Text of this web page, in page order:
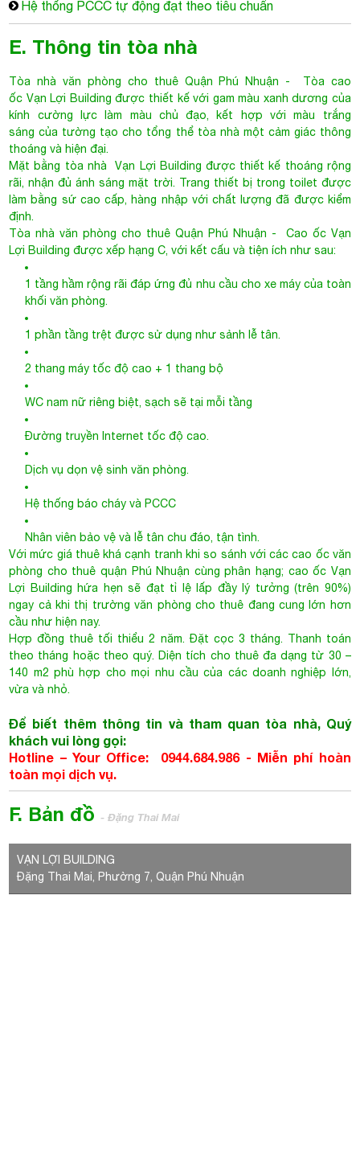
sáng của tường tạo cho tổng thể tòa nhà một cảm giác thông
thoáng và hiện đại.
Mặt bằng tòa nhàVạn Lợi Building
rãi, nhận đủ ánh sáng mặt trời. Trang thiết bị trong toilet được
làm bằng sứ cao cấp, hàng nhập với chất lượng đã được kiểm
định.
Tòa nhà văn phòng cho thuê Quận Phú Nhuận
- Cao ốc Vạn
Lợi Building được xếp hạng C, với kết cấu và tiện ích như sau:
1 tầng hầm rộng rãi đáp ứng đủ nhu cầu cho xe máy của toàn
khối văn phòng.
1 phần tầng trệt được sử dụng như sảnh lễ tân.
2 thang máy tốc độ cao + 1 thang bộ
WC nam nữ riêng biệt, sạch sẽ tại mỗi tầng
Với mức giá thuê khá cạnh tranh khi so sánh với các cao ốc văn
Lợi Building hứa hẹn sẽ đạt tỉ lệ lấp đầy lý tưởng (trên 90%)
cầu như hiện nay.
theo tháng hoặc theo quý. Diện tích cho thuê đa dạng từ 30 –
140 m2 phù hợp cho mọi nhu cầu của các doanh nghiệp lớn,
vừa và nhỏ.
Để biết thêm thông tin và tham quan tòa nhà, Quý
khách vui lòng gọi:
Hotline – Your Office: 0944.684.986 - Miễn phí hoàn
toàn mọi dịch vụ.
F. Bản đồ
VẠN LỢI BUILDING
Đặng Thai Mai, Phường 7, Quận Phú Nhuận